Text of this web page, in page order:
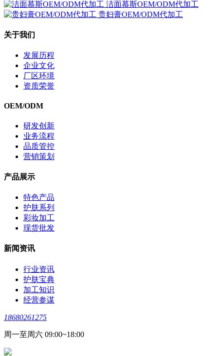
洁面慕斯OEM/ODM代加工
贵妇膏OEM/ODM代加工
关于我们
发展历程
企业文化
厂区环境
资质荣誉
OEM/ODM
研发创新
业务流程
品质管控
营销策划
产品展示
特色产品
护肤系列
彩妆加工
现货批发
新闻资讯
行业资讯
护肤宝典
加工知识
经营参谋
18680261275
周一至周六 09:00~18:00